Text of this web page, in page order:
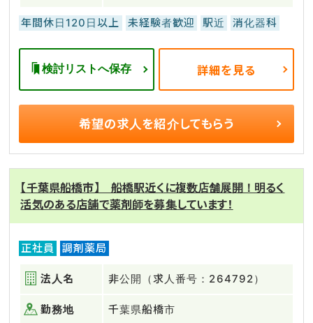
年間休日120日以上 未経験者歓迎 駅近 消化器科
検討リストへ保存 詳細を見る
希望の求人を紹介してもらう
【千葉県船橋市】 船橋駅近くに複数店舗展開！明るく
活気のある店舗で薬剤師を募集しています！
正社員 調剤薬局
法人名 非公開（求人番号：264792）
勤務地 千葉県船橋市